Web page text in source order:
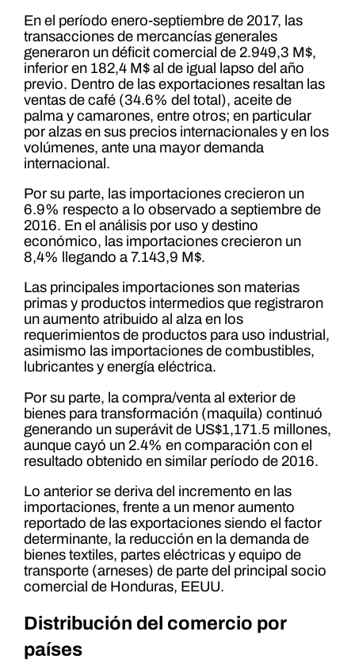
En el período enero-septiembre de 2017, las
transacciones de mercancías generales
generaron un déficit comercial de 2.949,3 M$,
inferior en 182,4 M$ al de igual lapso del año
previo. Dentro de las exportaciones resaltan las
ventas de café (34.6% del total), aceite de
palma y camarones, entre otros; en particular
por alzas en sus precios internacionales y en los
volúmenes, ante una mayor demanda
internacional.
Por su parte, las importaciones crecieron un
6.9% respecto a lo observado a septiembre de
2016. En el análisis por uso y destino
económico, las importaciones crecieron un
8,4% llegando a 7.143,9 M$.
Las principales importaciones son materias
primas y productos intermedios que registraron
un aumento atribuido al alza en los
requerimientos de productos para uso industrial,
asimismo las importaciones de combustibles,
lubricantes y energía eléctrica.
Por su parte, la compra/venta al exterior de
bienes para transformación (maquila) continuó
generando un superávit de US$1,171.5 millones,
aunque cayó un 2.4% en comparación con el
resultado obtenido en similar período de 2016.
Lo anterior se deriva del incremento en las
importaciones, frente a un menor aumento
reportado de las exportaciones siendo el factor
determinante, la reducción en la demanda de
bienes textiles, partes eléctricas y equipo de
transporte (arneses) de parte del principal socio
comercial de Honduras, EEUU.
Distribución del comercio por
países